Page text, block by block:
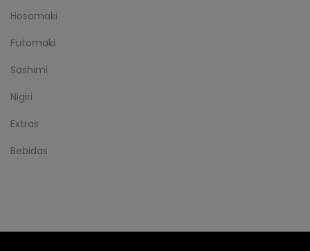
Hosomaki
Futomaki
Sashimi
Nigiri
Extras
Bebidas